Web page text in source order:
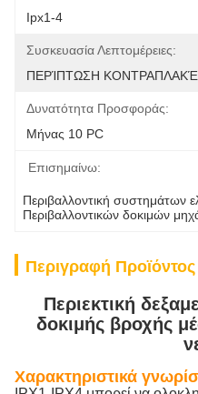
Ipx1-4
Συσκευασία Λεπτομέρειες:
ΠΕΡΊΠΤΩΣΗ ΚΟΝΤΡΑΠΛΑΚΈ
Δυνατότητα Προσφοράς:
Μήνας 10 PC
Επισημαίνω:
Περιβαλλοντική συστημάτων
Περιβαλλοντικών δοκιμών
Περιγραφή Προϊόντος
Περιεκτική
δοκιμής βροχής
Χαρακτηριστικά